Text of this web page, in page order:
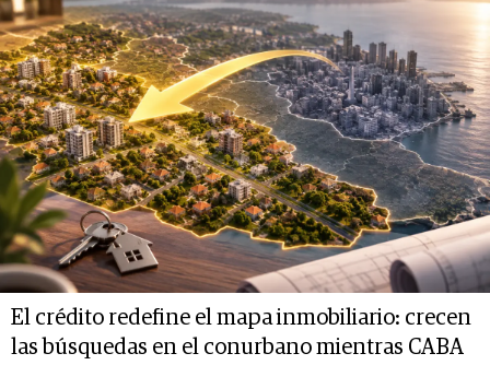
El crédito redefine el mapa inmobiliario: crecen
las búsquedas en el conurbano mientras CABA